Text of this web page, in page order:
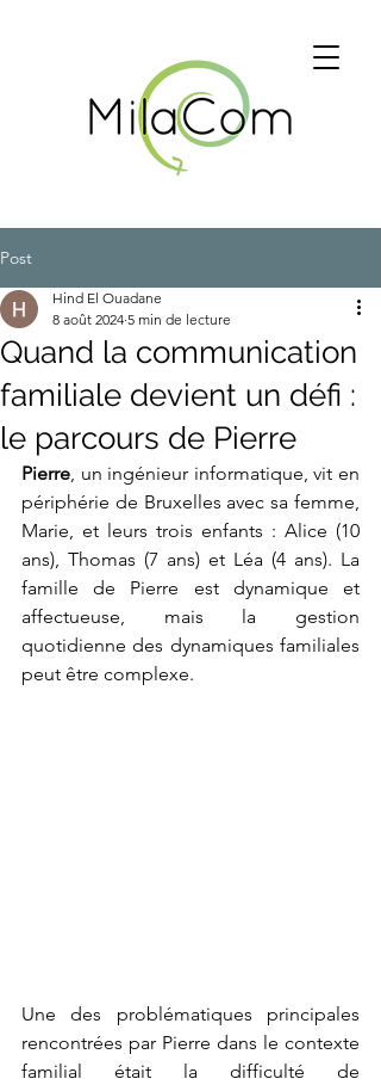
Post
Quand la communication
familiale devient un défi :
le parcours de Pierre
Hind El Ouadane
8 août 2024 5 min de lecture
Pierre, un ingénieur informatique, vit en
périphérie de Bruxelles avec sa femme,
Marie, et leurs trois enfants : Alice (10
ans), Thomas (7 ans) et Léa (4 ans). La
famille de Pierre est dynamique et
affectueuse, mais la gestion
quotidienne des dynamiques familiales
peut être complexe.
Une des problématiques principales
rencontrées par Pierre dans le contexte
familial était la difficulté de